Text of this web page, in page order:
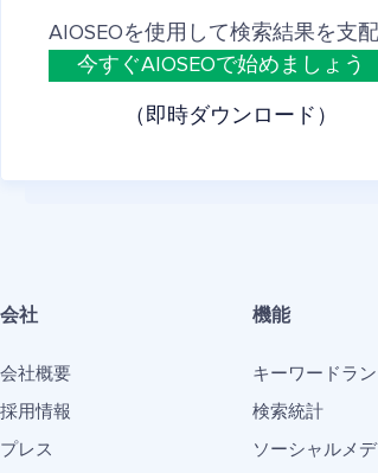
AIOSEOを使用して検索結果を支
今すぐAIOSEOで始めましょう
（即時ダウンロード）
会社
会社概要
採用情報
プレス
機能
キーワードラ
検索統計
ソーシャルメ